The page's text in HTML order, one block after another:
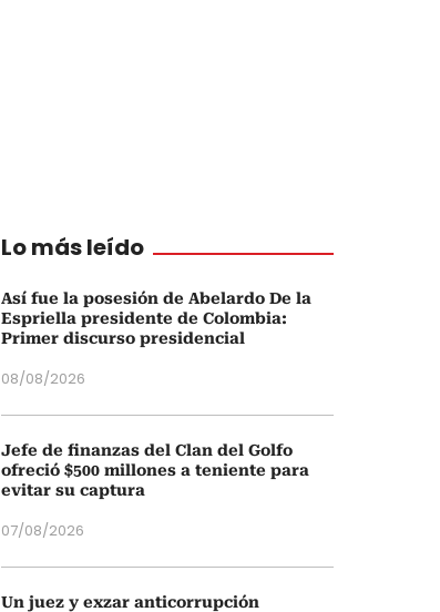
Lo más leído
Así fue la posesión de Abelardo De la
Espriella presidente de Colombia:
Primer discurso presidencial
08/08/2026
Jefe de finanzas del Clan del Golfo
ofreció $500 millones a teniente para
evitar su captura
07/08/2026
Un juez y exzar anticorrupción